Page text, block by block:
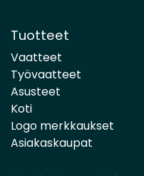
Tuotteet
Vaatteet
Työvaatteet
Asusteet
Koti
Logo merkkaukset
Asiakaskaupat